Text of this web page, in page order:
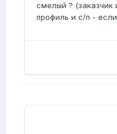
смелый ? (заказчик
профиль и с/п -